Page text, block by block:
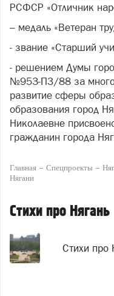
РСФСР «Отличник
– медаль «Ветеран
- звание «Старший
- решением Думы
№953-ПЗ/88 за
развитие сферы
образования город
Николаевне
гражданин города
Главная Спецпроекты
Нягани
Стихи про Нягань
Стихи про